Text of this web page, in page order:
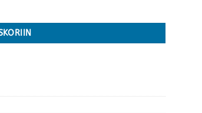
X-metallijalat määrä